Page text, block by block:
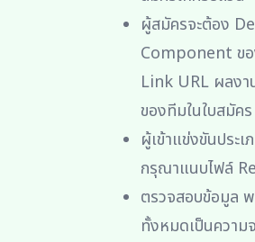
ผู้สมัครจะต้อง
Component ข
Link URL ผลง
ของทีมในใบสมัค
ผู้เข้าแข่งขันประ
กรุณาแนบไฟล์
ตรวจสอบข้อมูล
ทั้งหมดเป็นความ